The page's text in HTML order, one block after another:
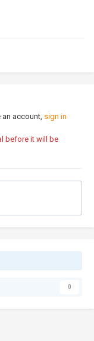
an account, sign in
before it will be
0